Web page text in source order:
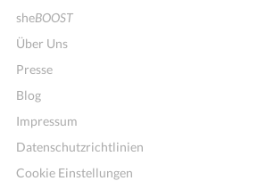
sheBOOST
Über Uns
Presse
Blog
Impressum
Datenschutzrichtlinien
Cookie Einstellungen